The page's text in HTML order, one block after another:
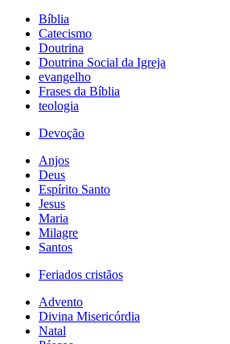
Bíblia
Catecismo
Doutrina
Doutrina Social da Igreja
evangelho
Frases da Bíblia
teologia
Devoção
Anjos
Deus
Espírito Santo
Jesus
Maria
Milagre
Santos
Feriados cristãos
Advento
Divina Misericórdia
Natal